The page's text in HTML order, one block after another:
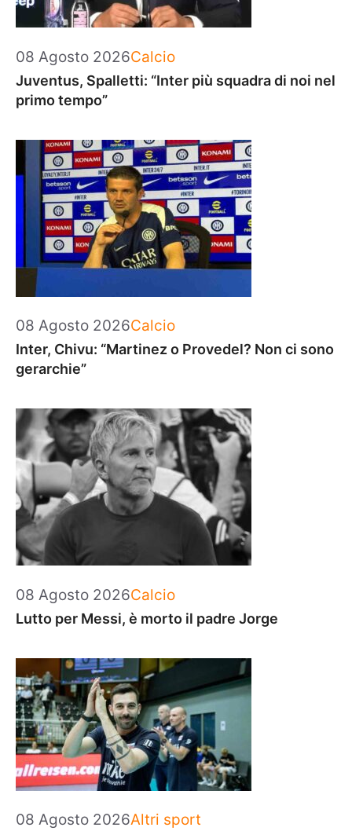
08 Agosto 2026Categorie
Calcio
Juventus, Spalletti: “Inter più squadra di noi nel
primo tempo”
08 Agosto 2026Categorie
Calcio
Inter, Chivu: “Martinez o Provedel? Non ci sono
gerarchie”
08 Agosto 2026Categorie
Calcio
Lutto per Messi, è morto il padre Jorge
08 Agosto 2026Categorie
Altri sport